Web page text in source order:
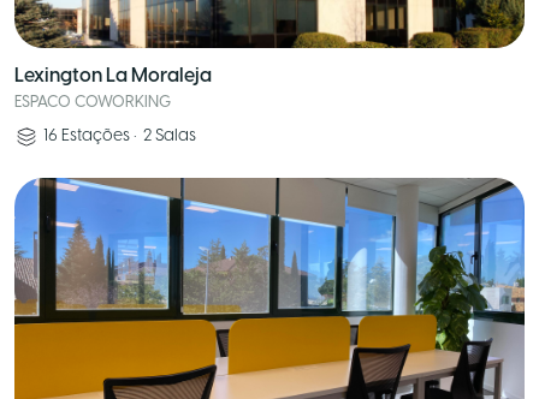
Lexington La Moraleja
ESPACO COWORKING
16 Estações • 2 Salas